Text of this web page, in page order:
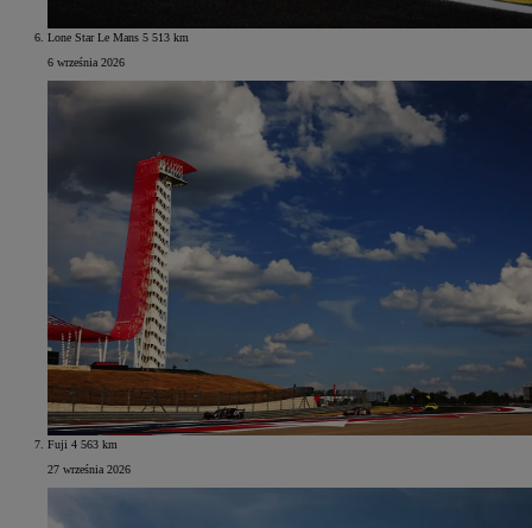
Lone Star Le Mans 5 513 km
6 września 2026
Fuji 4 563 km
27 września 2026